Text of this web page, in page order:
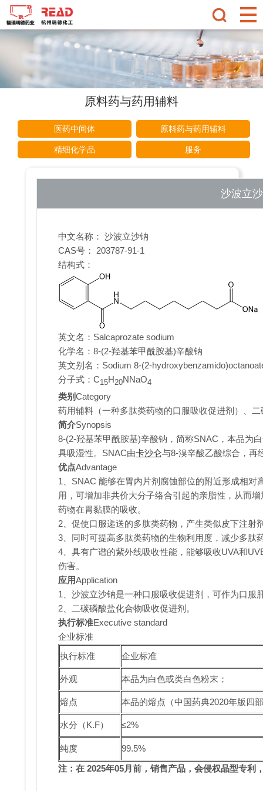
原料药与药用辅料
医药中间体 原料药与药用辅料
精细化学品 服务
沙波立
中文名称： 沙波立沙钠
CAS号： 203787-91-1
结构式：
英文名：Salcaprozate sodium
化学名： 8-(2-羟基苯甲酰胺基)辛酸钠
英文别名： Sodium 8-(2-
分子式： C15H20NNaO4
类别Category
药用辅料（一种多肽类药物的口服吸收促进剂）、
简介Synopsis
8-(2-羟基苯甲酰胺基)辛酸钠，简称SNAC，本品为
具吸湿性。SNAC由卡沙仑与8-溴辛酸乙酸综合，再
优点Advantage
1、SNAC 能够在胃内片剂腐蚀部位的附近形成相对
用，可增加非共价大分子络合引起的亲脂性，从而
药物在胃黏膜的吸收。
2、促使口服递送的多肽类药物，产生类似皮下注射
3、同时可提高多肽类药物的生物利用度，减少多肽
4、具有广谱的紫外线吸收性能，能够吸收UVA和
伤害。
应用Application
1、沙波立沙钠是一种口服吸收促进剂，可作为口服
2、二碳磷酸盐化合物吸收促进剂。
执行标准Executive
企业标准 密封、避光
执行标准
企业标准
外观 本品为白色或类白色粉末；
熔点 本品的熔点（中国药典2020年版四
水分（K.F） ≤2%
纯度
99.5%
注：在 2025年05月前，销售产品，会侵权晶型专利